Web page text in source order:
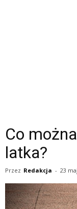
Co
latka?
Przez Redakcja - 23